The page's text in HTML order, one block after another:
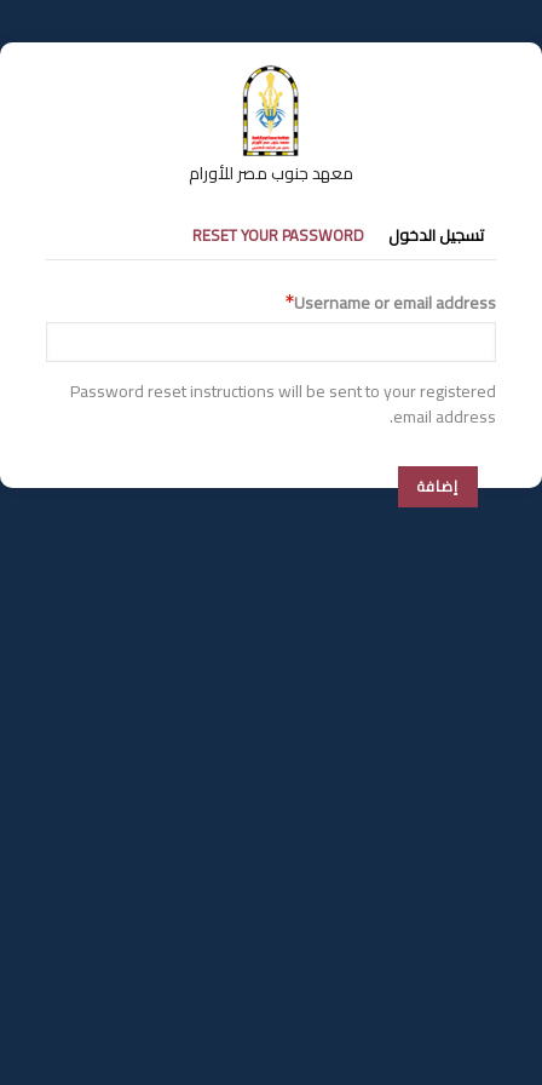
إلى
المحتوى
معهد جنوب مصر للأورام
التبويبات
الأساسية
تسجيل الدخول RESET YOUR PASSWORD
Username or email address
Password reset instructions will be sent to your registered
email address.